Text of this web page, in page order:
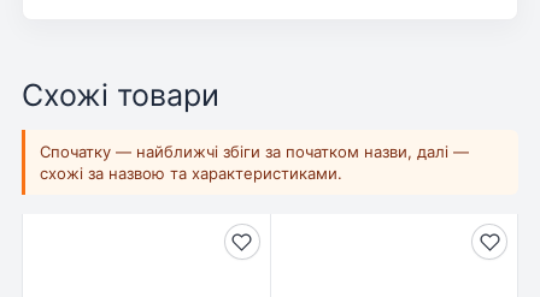
Схожі товари
Спочатку — найближчі збіги за початком назви, далі —
схожі за назвою та характеристиками.